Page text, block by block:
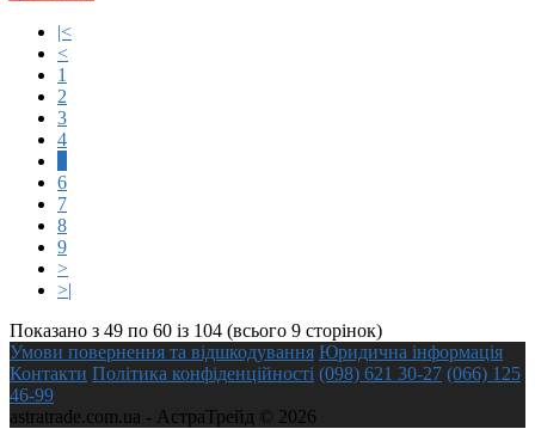
|<
<
1
2
3
4
6
7
8
9
>
>|
Показано з 49 по 60 із 104 (всього 9 сторінок)
Умови повернення та відшкодування Юридична інформація
Контакти Політика конфіденційності (098) 621 30-27 (066) 125
46-99
astratrade.com.ua - АстраТрейд © 2026